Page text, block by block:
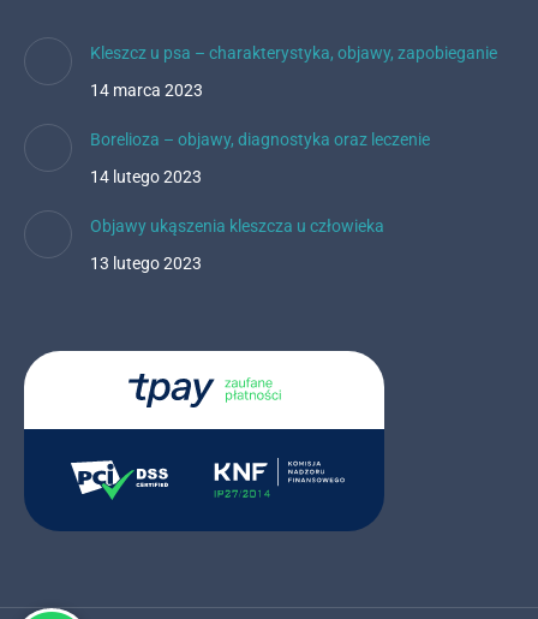
Kleszcz u psa – charakterystyka, objawy, zapobieganie
14 marca 2023
Borelioza – objawy, diagnostyka oraz leczenie
14 lutego 2023
Objawy ukąszenia kleszcza u człowieka
13 lutego 2023